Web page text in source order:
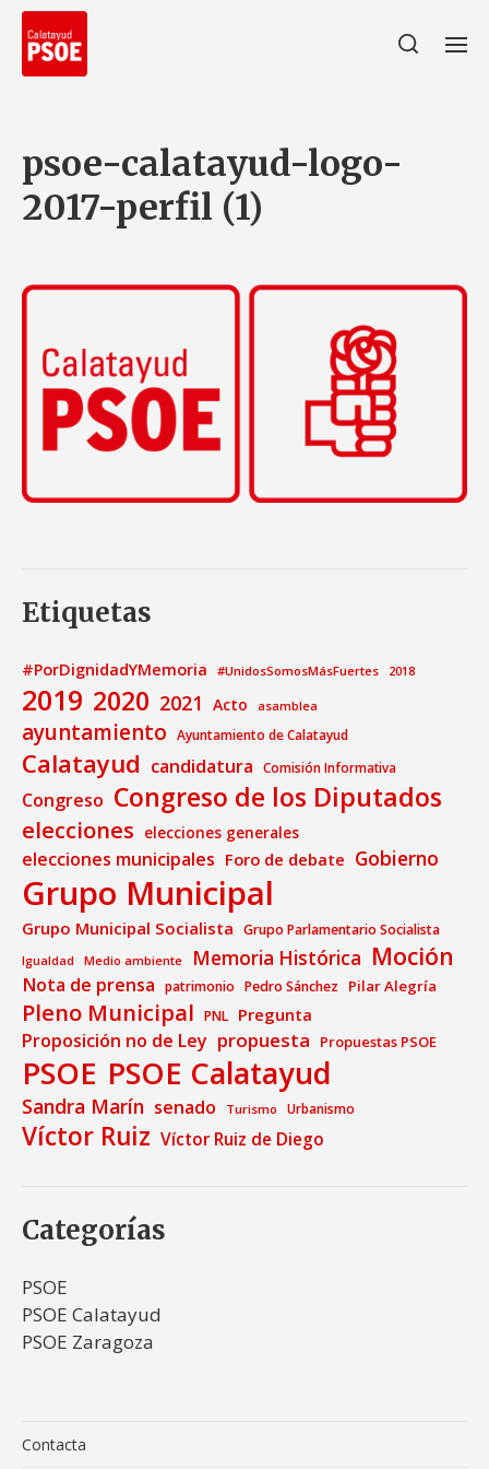
psoe-calatayud-logo-
2017-perfil (1)
Etiquetas
#PorDignidadYMemoria #UnidosSomosMásFuertes 2018
2019 2020 2021 Acto asamblea
ayuntamiento Ayuntamiento de Calatayud
Calatayud candidatura Comisión Informativa
Congreso Congreso de los Diputados
elecciones elecciones generales
elecciones municipales Foro de debate Gobierno
Grupo Municipal
Grupo Municipal Socialista Grupo Parlamentario Socialista
Igualdad Medio ambiente Memoria Histórica Moción
Nota de prensa patrimonio Pedro Sánchez Pilar Alegría
Pleno Municipal PNL Pregunta
Proposición no de Ley propuesta Propuestas PSOE
PSOE PSOE Calatayud
Sandra Marín senado Turismo Urbanismo
Víctor Ruiz Víctor Ruiz de Diego
Categorías
PSOE
PSOE Calatayud
PSOE Zaragoza
Contacta